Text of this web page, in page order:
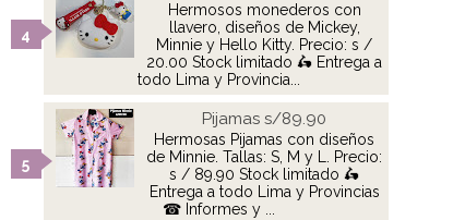
Hermosos monederos con
llavero, diseños de Mickey,
Minnie y Hello Kitty. Precio: s /
20.00 Stock limitado 🛵 Entrega a
todo Lima y Provincia...
Pijamas s/89.90
Hermosas Pijamas con diseños
de Minnie. Tallas: S, M y L. Precio:
s / 89.90 Stock limitado 🛵
Entrega a todo Lima y Provincias
☎ Informes y ...